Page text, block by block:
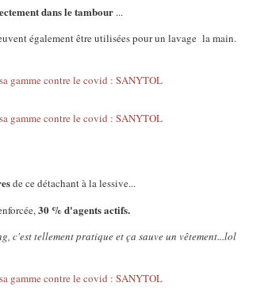
dans le tambour ...
également être utilisées pour un lavage la main.
de ce détachant à la lessive...
30 % d'agents actifs.
c'est tellement pratique et ça sauve un vêtement...lol